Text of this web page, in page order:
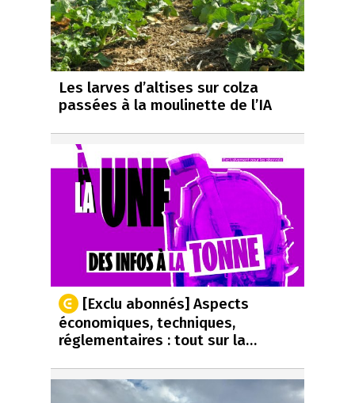
Les larves d’altises sur colza
passées à la moulinette de l’IA
[Exclu abonnés] Aspects
économiques, techniques,
réglementaires : tout sur la…